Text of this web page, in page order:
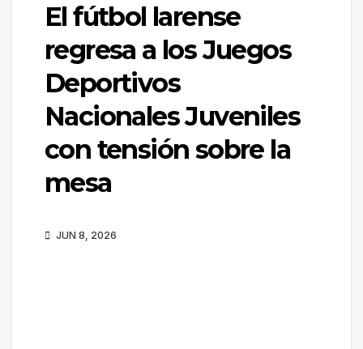
El fútbol larense
regresa a los Juegos
Deportivos
Nacionales Juveniles
con tensión sobre la
mesa
JUN 8, 2026